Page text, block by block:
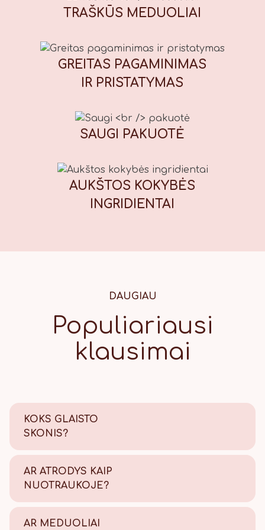
(cukraus sirupas, druska),
cinamonas, kardamono sėklos,
muskato riešutai, kvapieji pipirai,
imbieras), kepimo milteliai, galimi
maistiniai dažikliai: E110 (geltona),
(juoda). *Gali neigiamai paveikti
vaikų dėmesį ir aktyvumą. Maistinė
kurių sočiųjų riebalų rūgščių: 1,7 g,
angliavandeniai: 71 g, iš kurių
cukrų: 56 g, baltymai: 7,8 g, druska:
TRAŠKŪS MEDUOLIAI
GREITAS PAGAMINIMAS
IR PRISTATYMAS
SAUGI PAKUOTĖ
AUKŠTOS KOKYBĖS
INGRIDIENTAI
DAUGIAU
Populiariausi
klausimai
KOKS GLAISTO
SKONIS?
Saldus su šiek tiek citrinos
AR ATRODYS KAIP
NUOTRAUKOJE?
Tikrai taip! Viską atliekame
AR MEDUOLIAI